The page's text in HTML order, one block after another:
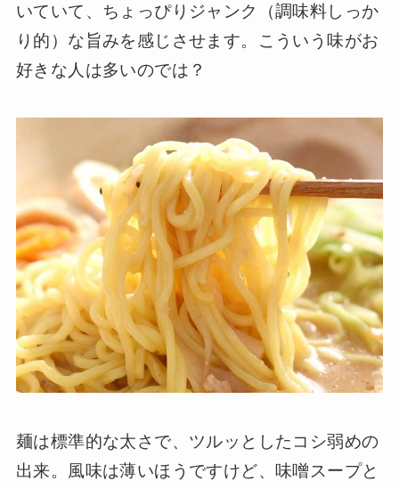
いていて、ちょっぴりジャンク（調味料しっか
り的）な旨みを感じさせます。こういう味がお
好きな人は多いのでは？
麺は標準的な太さで、ツルッとしたコシ弱めの
出来。風味は薄いほうですけど、味噌スープと